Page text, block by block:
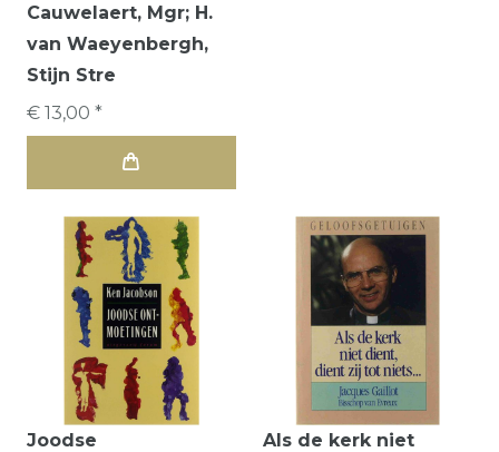
Cauwelaert, Mgr; H.
van Waeyenbergh,
Stijn Stre
€ 13,00 *
Joodse
Als de kerk niet